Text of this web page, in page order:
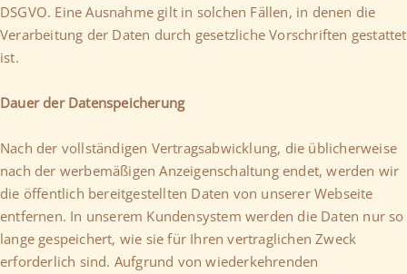
DSGVO. Eine Ausnahme gilt in solchen Fällen, in denen die
Verarbeitung der Daten durch gesetzliche Vorschriften gestattet
ist.
Dauer der Datenspeicherung
Nach der vollständigen Vertragsabwicklung, die üblicherweise
nach der werbemäßigen Anzeigenschaltung endet, werden wir
die öffentlich bereitgestellten Daten von unserer Webseite
entfernen. In unserem Kundensystem werden die Daten nur so
lange gespeichert, wie sie für Ihren vertraglichen Zweck
erforderlich sind. Aufgrund von wiederkehrenden